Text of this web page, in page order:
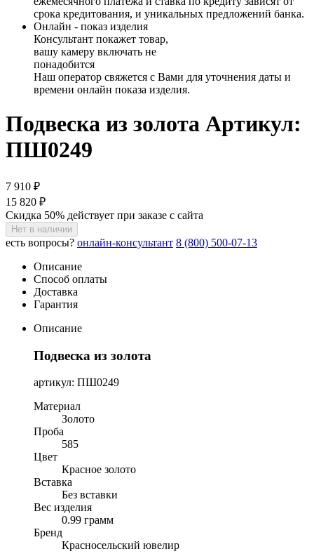
срока кредитования, и уникальных предложений банка.
Онлайн - показ изделия
Консультант покажет товар,
вашу камеру включать не
понадобится
Наш оператор свяжется с Вами для уточнения даты и
времени онлайн показа изделия.
Подвеска из золота Артикул:
ПШ0249
7 910 ₽
15 820 ₽
Скидка 50% действует при заказе с сайта
Нет в наличии
есть вопросы? онлайн-консультант 8 (800) 500-07-13
Описание
Способ оплаты
Доставка
Гарантия
Описание
Подвеска из золота
артикул: ПШ0249
Материал
Золото
Проба
585
Цвет
Красное золото
Вставка
Без вставки
Вес изделия
0.99 грамм
Бренд
Красносельский ювелир